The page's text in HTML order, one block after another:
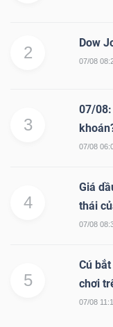
2
Dow
07/08
3
07/
07/08
4
Giá
thái
07/08
5
Cú
chơi
07/08